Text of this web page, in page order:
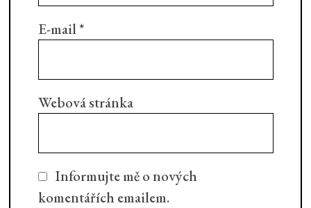
E-mail*
Webová stránka
Informujte mě o nových
komentářích emailem.